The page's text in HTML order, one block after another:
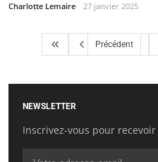
Charlotte Lemaire 27 janvier 2025
Précédent
NEWSLETTER
Inscrivez-vous pour